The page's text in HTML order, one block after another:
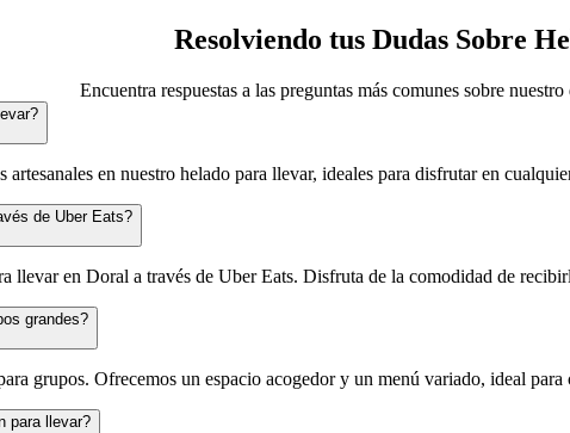
Resolviendo tus Dudas Sobre
Encuentra respuestas a las preguntas más comunes sobre
artesanales en nuestro helado para llevar, ideales para disfrutar en
de Uber Eats?
llevar en Doral a través de Uber Eats. Disfruta de la comodidad de
grandes?
grupos. Ofrecemos un espacio acogedor y un menú variado, ideal
para llevar?